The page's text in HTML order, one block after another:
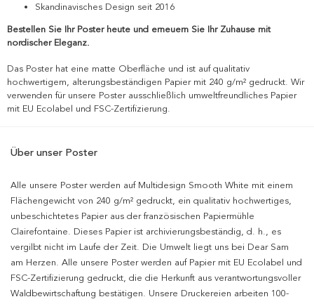
Skandinavisches Design seit 2016
Bestellen Sie Ihr Poster heute und erneuern Sie Ihr Zuhause mit
nordischer Eleganz.
Das Poster hat eine matte Oberfläche und ist auf qualitativ
hochwertigem, alterungsbeständigen Papier mit 240 g/m² gedruckt. Wir
verwenden für unsere Poster ausschließlich umweltfreundliches Papier
mit EU Ecolabel und FSC-Zertifizierung.
Über unser Poster
Alle unsere Poster werden auf Multidesign Smooth White mit einem
Flächengewicht von 240 g/m² gedruckt, ein qualitativ hochwertiges,
unbeschichtetes Papier aus der französischen Papiermühle
Clairefontaine. Dieses Papier ist archivierungsbeständig, d. h., es
vergilbt nicht im Laufe der Zeit. Die Umwelt liegt uns bei Dear Sam
am Herzen. Alle unsere Poster werden auf Papier mit EU Ecolabel und
FSC-Zertifizierung gedruckt, die die Herkunft aus verantwortungsvoller
Waldbewirtschaftung bestätigen. Unsere Druckereien arbeiten 100-